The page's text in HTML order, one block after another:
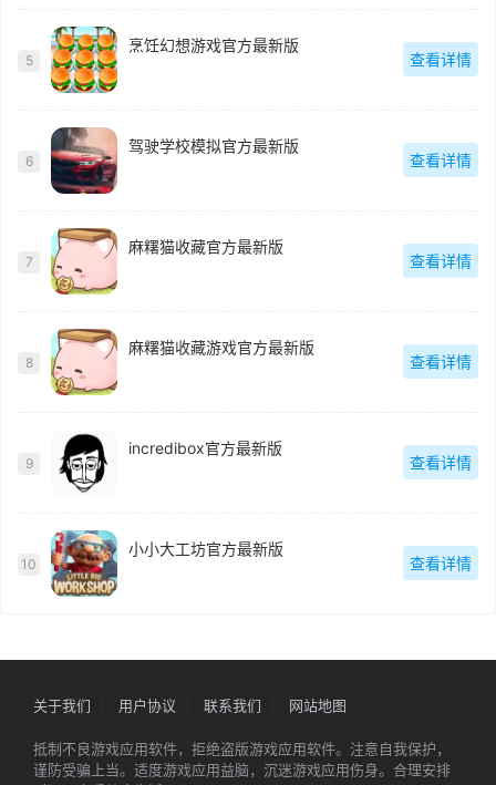
5
烹饪幻想游戏官方最新版
查看详情
6
驾驶学校模拟官方最新版
查看详情
7
麻糬猫收藏官方最新版
查看详情
8
麻糬猫收藏游戏官方最新版
查看详情
9
incredibox官方最新版
查看详情
10
小小大工坊官方最新版
查看详情
关于我们 用户协议 联系我们 网站地图
抵制不良游戏应用软件，拒绝盗版游戏应用软件。注意自我保护，
谨防受骗上当。适度游戏应用益脑，沉迷游戏应用伤身。合理安排